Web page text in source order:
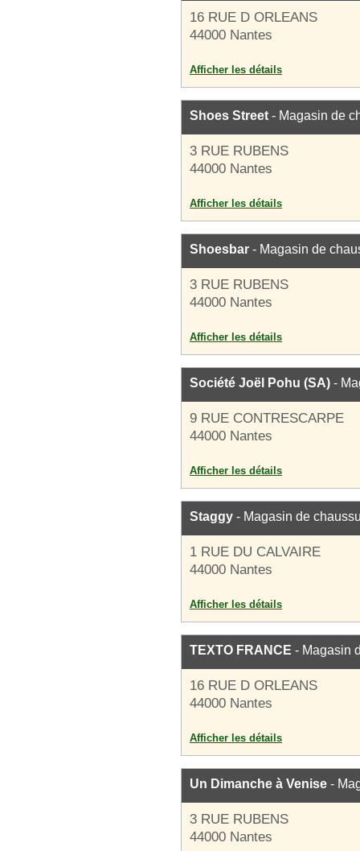
16 RUE D ORLEANS
44000 Nantes
Afficher les détails
Shoes Street - Magasin de
3 RUE RUBENS
44000 Nantes
Afficher les détails
Shoesbar - Magasin de
3 RUE RUBENS
44000 Nantes
Afficher les détails
Société Joël Pohu (SA) -
9 RUE CONTRESCARPE
44000 Nantes
Afficher les détails
Staggy - Magasin de
1 RUE DU CALVAIRE
44000 Nantes
Afficher les détails
TEXTO FRANCE - Magasin
16 RUE D ORLEANS
44000 Nantes
Afficher les détails
Un Dimanche à Venise -
3 RUE RUBENS
44000 Nantes